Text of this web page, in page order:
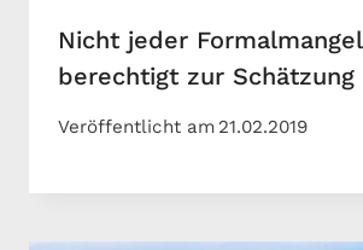
Nicht jeder Formalmangel
berechtigt zur Schätzung
Veröffentlicht am 21.02.2019